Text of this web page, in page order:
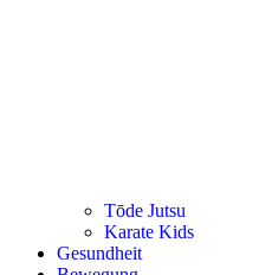
Tōde Jutsu
Kara­te Kids
Gesund­heit